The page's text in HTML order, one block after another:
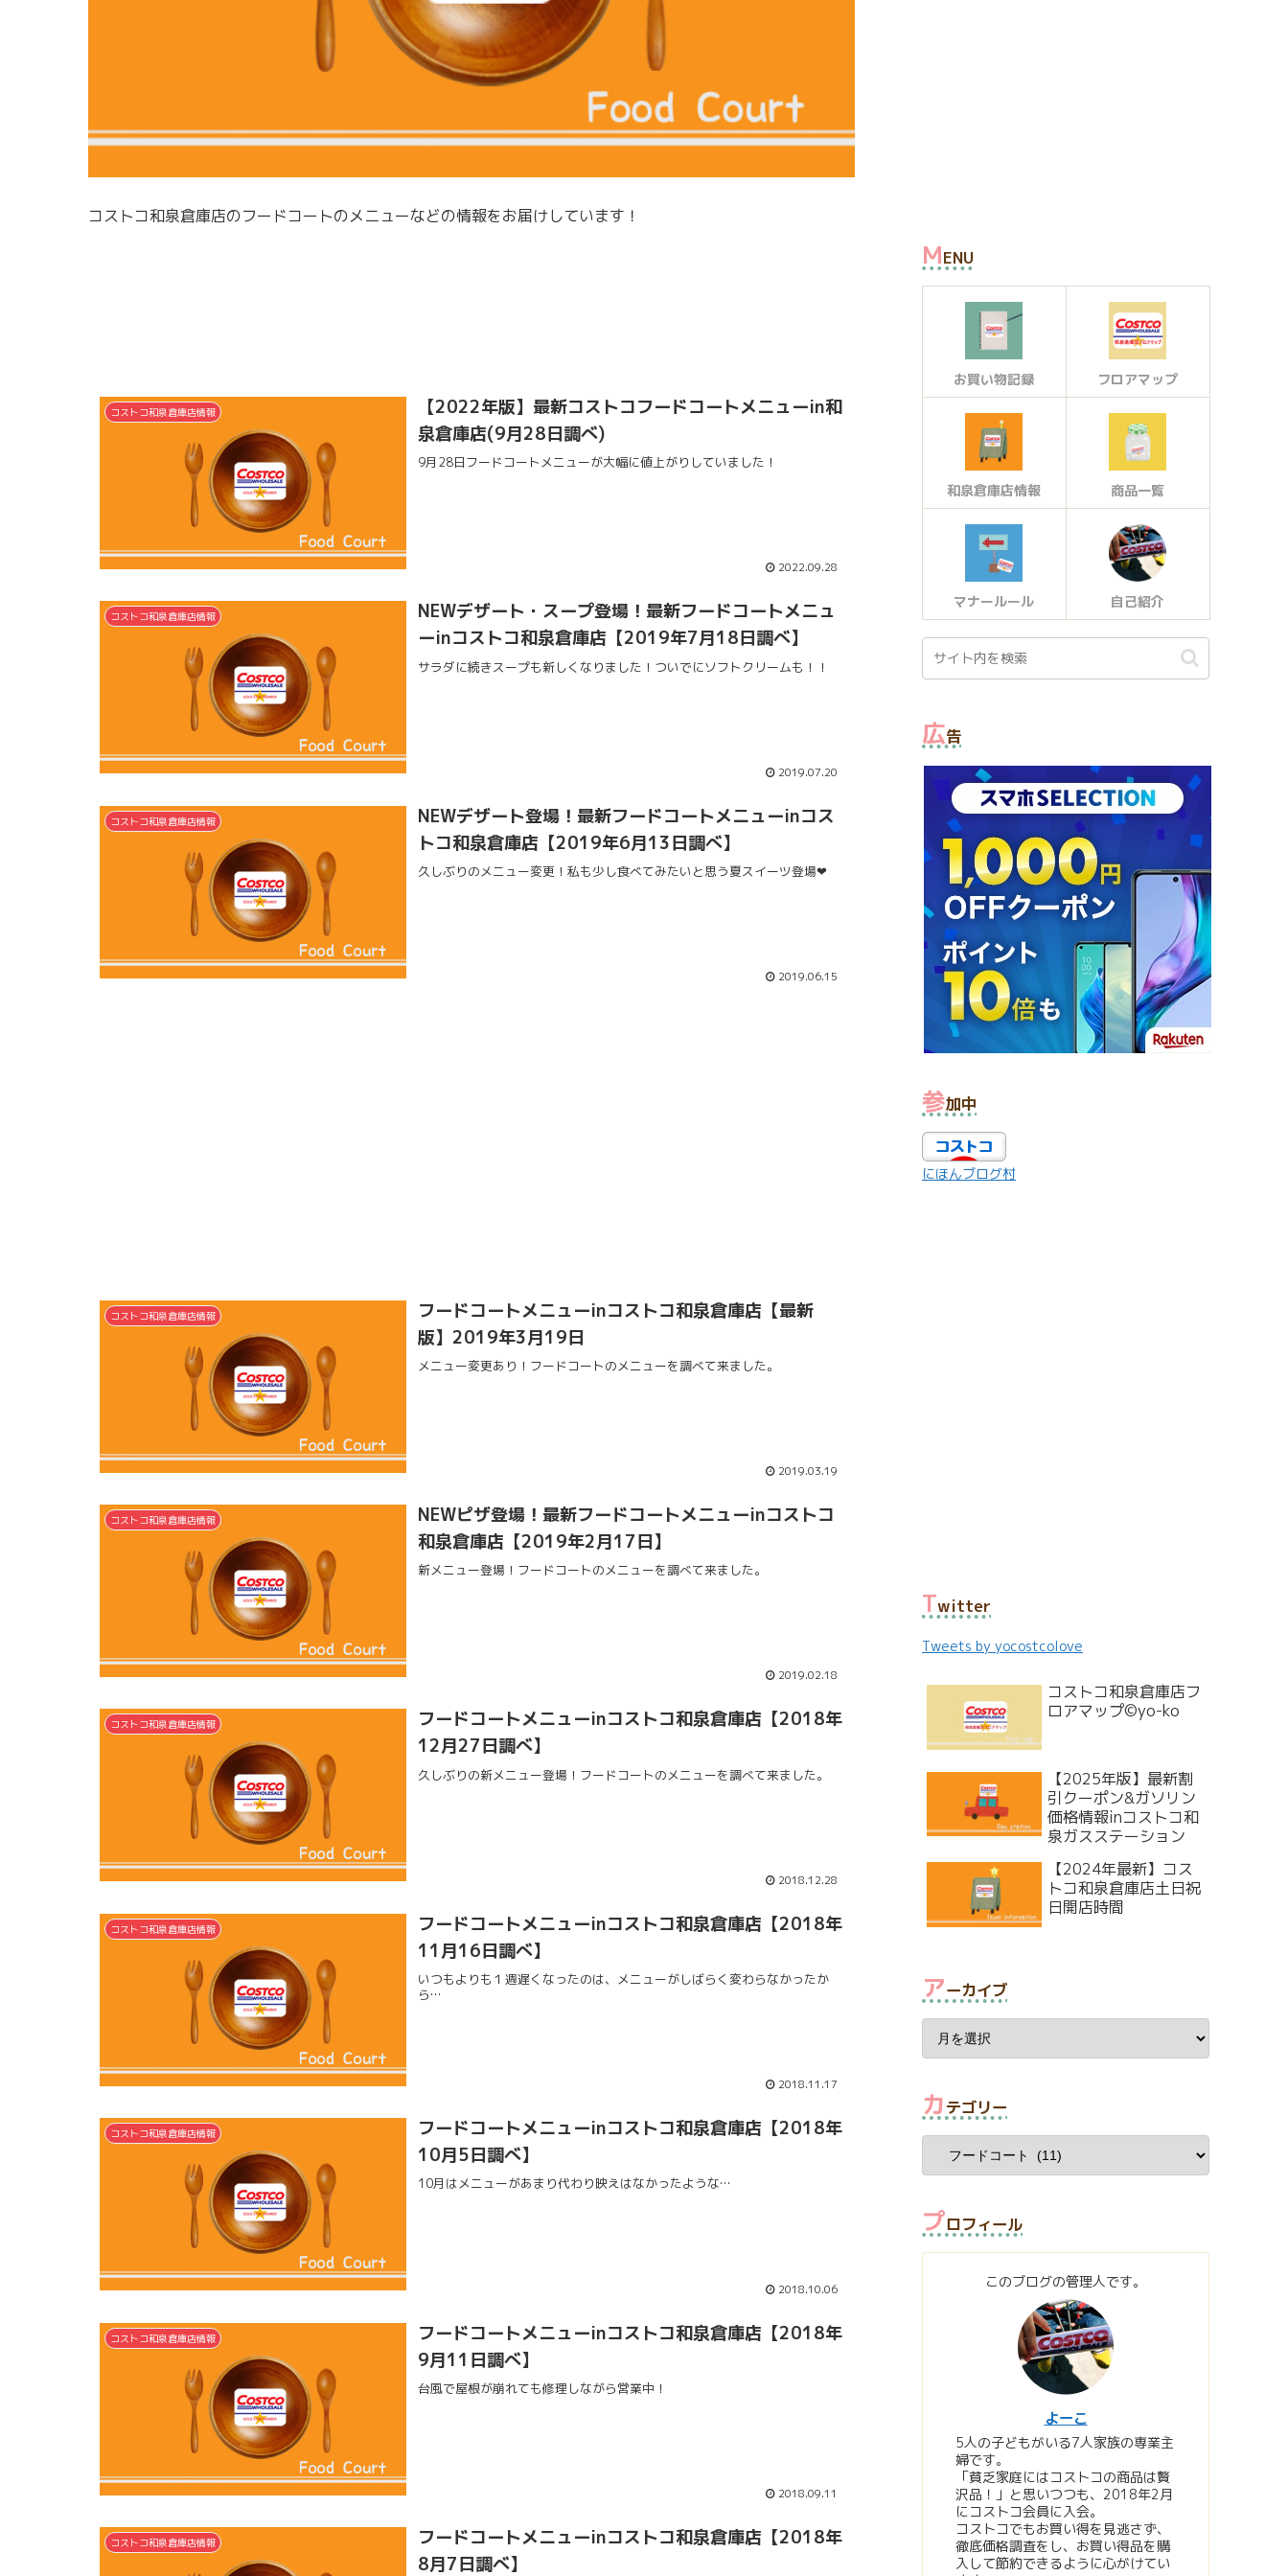
コストコ和泉倉庫店のフードコートのメニューなどの情報をお届けしています！
コストコ和泉倉庫店情報
【2022年版】最新コストコフードコートメニューin和
泉倉庫店(9月28日調べ)
9月28日フードコートメニューが大幅に値上がりしていました！
2022.09.28
コストコ和泉倉庫店情報
NEWデザート・スープ登場！最新フードコートメニュ
ーinコストコ和泉倉庫店【2019年7月18日調べ】
サラダに続きスープも新しくなりました！ついでにソフトクリームも！！
2019.07.20
コストコ和泉倉庫店情報
NEWデザート登場！最新フードコートメニューinコス
トコ和泉倉庫店【2019年6月13日調べ】
久しぶりのメニュー変更！私も少し食べてみたいと思う夏スイーツ登場❤
2019.06.15
コストコ和泉倉庫店情報
フードコートメニューinコストコ和泉倉庫店【最新
版】2019年3月19日
メニュー変更あり！フードコートのメニューを調べて来ました。
2019.03.19
コストコ和泉倉庫店情報
NEWピザ登場！最新フードコートメニューinコストコ
和泉倉庫店【2019年2月17日】
新メニュー登場！フードコートのメニューを調べて来ました。
2019.02.18
コストコ和泉倉庫店情報
フードコートメニューinコストコ和泉倉庫店【2018年
12月27日調べ】
久しぶりの新メニュー登場！フードコートのメニューを調べて来ました。
2018.12.28
コストコ和泉倉庫店情報
フードコートメニューinコストコ和泉倉庫店【2018年
11月16日調べ】
いつもよりも１週遅くなったのは、メニューがしばらく変わらなかったか
ら…
2018.11.17
コストコ和泉倉庫店情報
フードコートメニューinコストコ和泉倉庫店【2018年
10月5日調べ】
10月はメニューがあまり代わり映えはなかったような…
2018.10.06
コストコ和泉倉庫店情報
フードコートメニューinコストコ和泉倉庫店【2018年
9月11日調べ】
台風で屋根が崩れても修理しながら営業中！
2018.09.11
コストコ和泉倉庫店情報
フードコートメニューinコストコ和泉倉庫店【2018年
8月7日調べ】
MENU
お買い物記録 フロアマップ
和泉倉庫店情報 商品一覧
マナールール 自己紹介
広告
参加中
にほんブログ村
Twitter
Tweets by yocostcolove
コストコ和泉倉庫店フ
ロアマップ©yo-ko
【2025年版】最新割
引クーポン&ガソリン
価格情報inコストコ和
泉ガスステーション
【2024年最新】コス
トコ和泉倉庫店土日祝
日開店時間
アーカイブ
カテゴリー
プロフィール
このブログの管理人です。
よーこ
5人の子どもがいる7人家族の専業主
婦です。
「貧乏家庭にはコストコの商品は贅
沢品！」と思いつつも、2018年2月
にコストコ会員に入会。
コストコでもお買い得を見逃さず、
徹底価格調査をし、お買い得品を購
入して節約できるように心がけてい